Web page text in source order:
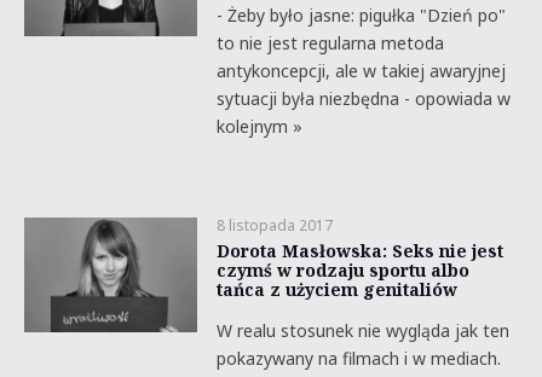
- Żeby było jasne: pigułka "Dzień po"
to nie jest regularna metoda
antykoncepcji, ale w takiej awaryjnej
sytuacji była niezbędna - opowiada w
kolejnym »
8 listopada 2017
Dorota Masłowska: Seks nie jest
czymś w rodzaju sportu albo
tańca z użyciem genitaliów
W realu stosunek nie wygląda jak ten
pokazywany na filmach i w mediach.